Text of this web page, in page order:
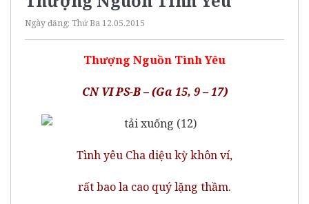
Ngày đăng: Thứ Ba 12.05.2015
Thượng Nguồn Tình Yêu
CN VI PS-B – (Ga 15, 9 – 17)
Tình yêu Cha diệu kỳ khôn ví,
rất bao la cao quý lặng thầm.